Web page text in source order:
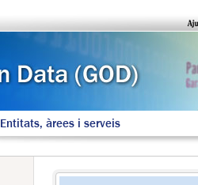
Entitats, àrees i serveis